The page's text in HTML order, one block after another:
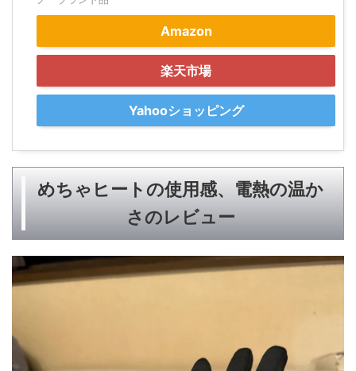
Amazon
楽天市場
Yahooショッピング
めちゃヒートの使用感、電熱の温か
さのレビュー